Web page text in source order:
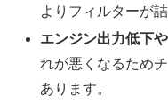
よりフィルターが
エンジン出力低下
れが悪くなるため
あります。